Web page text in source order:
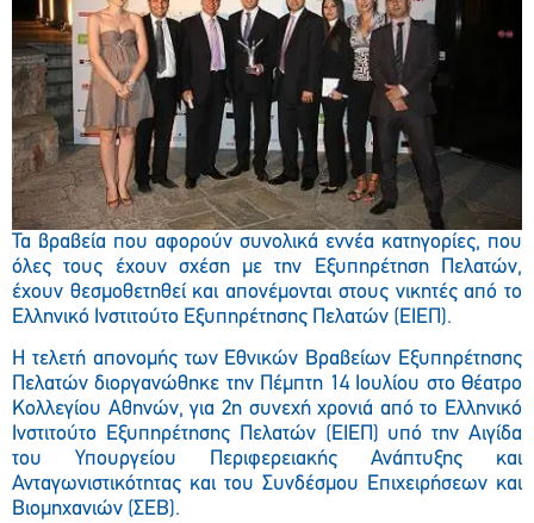
Τα βραβεία που αφορούν συνολικά εννέα κατηγορίες, που
όλες τους έχουν σχέση με την Εξυπηρέτηση Πελατών,
έχουν θεσμοθετηθεί και απονέμονται στους νικητές από το
Ελληνικό Ινστιτούτο Εξυπηρέτησης Πελατών (ΕΙΕΠ).
Η τελετή απονομής των Εθνικών Βραβείων Εξυπηρέτησης
Πελατών διοργανώθηκε την Πέμπτη 14 Ιουλίου στο Θέατρο
Κολλεγίου Αθηνών, για 2η συνεχή χρονιά από το Ελληνικό
Ινστιτούτο Εξυπηρέτησης Πελατών (ΕΙΕΠ) υπό την Αιγίδα
του Υπουργείου Περιφερειακής Ανάπτυξης και
Ανταγωνιστικότητας και του Συνδέσμου Επιχειρήσεων και
Βιομηχανιών (ΣΕΒ).